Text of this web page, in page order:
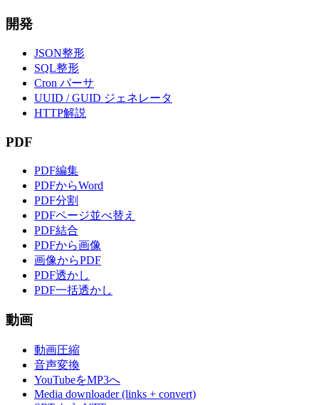
開発
JSON整形
SQL整形
Cron パーサ
UUID / GUID ジェネレータ
HTTP解説
PDF
PDF編集
PDFからWord
PDF分割
PDFページ並べ替え
PDF結合
PDFから画像
画像からPDF
PDF透かし
PDF一括透かし
動画
動画圧縮
音声変換
YouTubeをMP3へ
Media downloader (links + convert)